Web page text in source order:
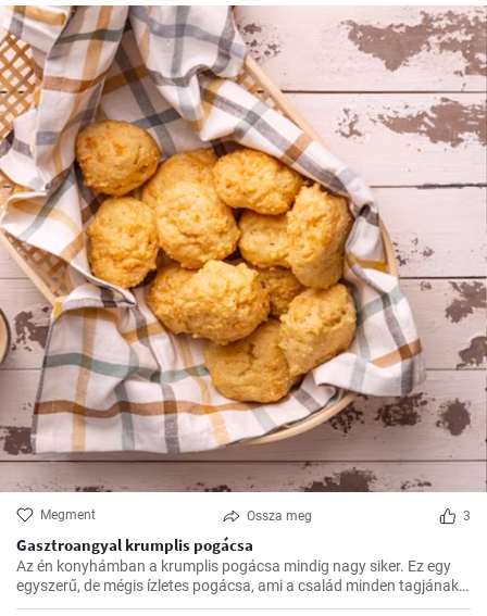
Megment Ossza meg 3
Gasztroangyal krumplis pogácsa
Az én konyhámban a krumplis pogácsa mindig nagy siker. Ez egy
egyszerű, de mégis ízletes pogácsa, ami a család minden tagjának
kedvence.